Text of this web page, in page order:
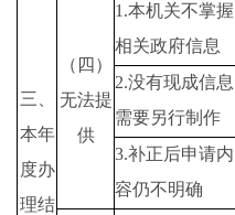
三、
本年
度办
理结
（四）
无法提
供
1.本机关不掌握
相关政府信息
2.没有现成信息
需要另行制作
3.补正后申请内
容仍不明确